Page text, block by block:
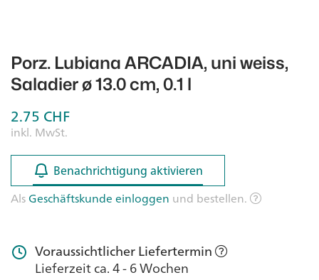
Porz. Lubiana ARCADIA, uni weiss,
Saladier ø 13.0 cm, 0.1 l
2.75 CHF
inkl. MwSt.
Benachrichtigung aktivieren
Benachrichtigung aktivieren
AlsGeschäftskunde einloggen und bestellen.
Voraussichtlicher Liefertermin
Lieferzeit ca. 4 - 6 Wochen